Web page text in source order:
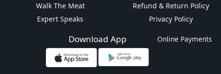
Walk The Meat
Expert Speaks
Refund & Return Policy
Privacy Policy
Download App Online Payments